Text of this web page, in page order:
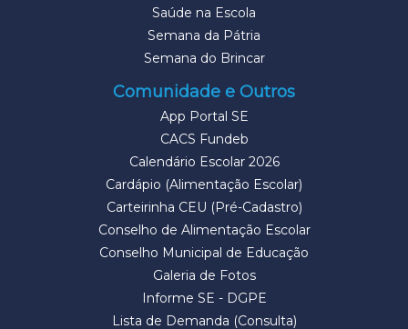
Saúde na Escola
Semana da Pátria
Semana do Brincar
Comunidade e Outros
App Portal SE
CACS Fundeb
Calendário Escolar 2026
Cardápio (Alimentação Escolar)
Carteirinha CEU (Pré-Cadastro)
Conselho de Alimentação Escolar
Conselho Municipal de Educação
Galeria de Fotos
Informe SE - DGPE
Lista de Demanda (Consulta)